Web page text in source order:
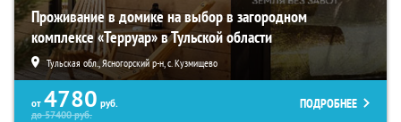
Проживание в домике на выбор в загородном
комплексе «Терруар» в Тульской области
Тульская обл., Ясногорский р-н, с. Кузмищево
от 4780 руб.
до57400руб.
ПОДРОБНЕЕ